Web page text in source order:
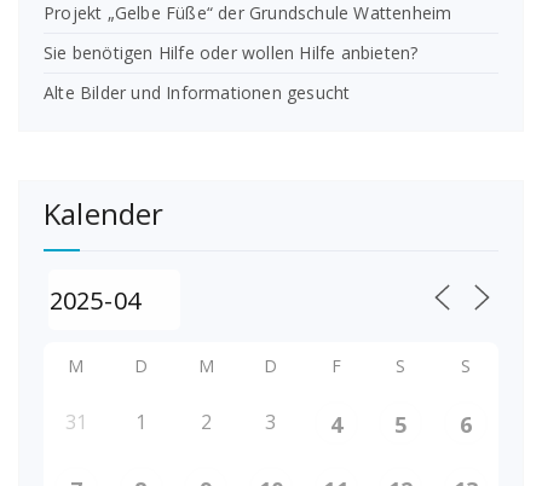
Projekt „Gelbe Füße“ der Grundschule Wattenheim
Sie benötigen Hilfe oder wollen Hilfe anbieten?
Alte Bilder und Informationen gesucht
Kalender
M D M D F S S
31 1 2 3 4 5 6